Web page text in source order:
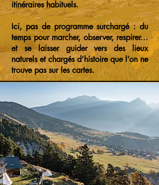
itinéraires habituels.
Ici, pas de programme surchargé : du
temps pour marcher, observer, respirer…
et se laisser guider vers des lieux
naturels et chargés d’histoire que l’on ne
trouve pas sur les cartes.